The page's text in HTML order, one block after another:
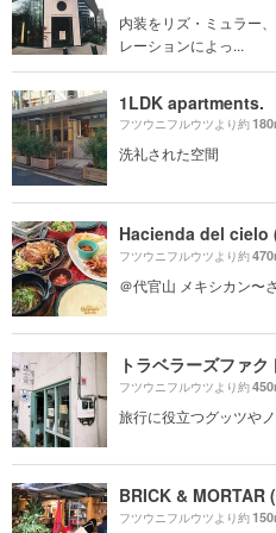
内装をリズ・ミュラー
レーションによっ...
1LDK apartments.
フツウニフルウツより約
洗礼された空間
Hacienda del cielo
フツウニフルウツより約
＠代官山 メキシカン〜
フツウニフルウツより約
旅行に役立つグッツや
BRICK & MORTAR
フツウニフルウツより約